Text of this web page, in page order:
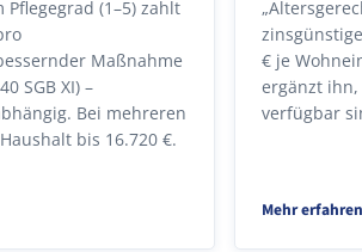
Pflegegrad (1–5) zahlt
Maßnahme
SGB XI) –
Bei mehreren
bis 16.720 €.
€ je
ergänzt
verfügbar
Mehr erfahren